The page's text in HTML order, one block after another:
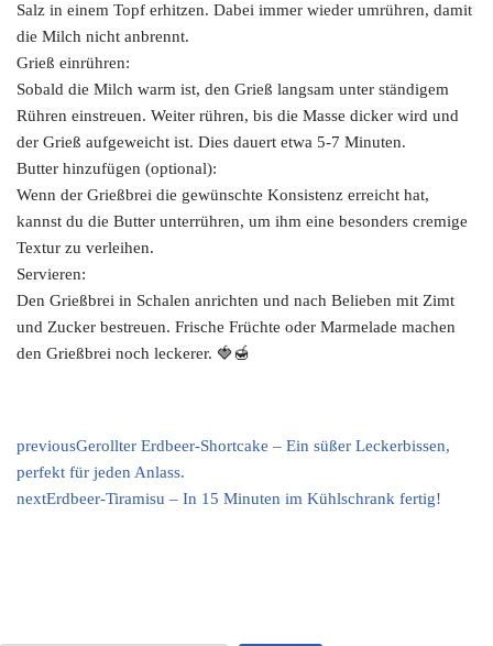
Salz in einem Topf erhitzen. Dabei immer wieder umrühren, damit
die Milch nicht anbrennt.
Grieß einrühren:
Sobald die Milch warm ist, den Grieß langsam unter ständigem
Rühren einstreuen. Weiter rühren, bis die Masse dicker wird und
der Grieß aufgeweicht ist. Dies dauert etwa 5-7 Minuten.
Butter hinzufügen (optional):
Wenn der Grießbrei die gewünschte Konsistenz erreicht hat,
kannst du die Butter unterrühren, um ihm eine besonders cremige
Textur zu verleihen.
Servieren:
Den Grießbrei in Schalen anrichten und nach Belieben mit Zimt
und Zucker bestreuen. Frische Früchte oder Marmelade machen
den Grießbrei noch leckerer. 🍓🍯
previousGerollter Erdbeer-Shortcake – Ein süßer Leckerbissen,
perfekt für jeden Anlass.
nextErdbeer-Tiramisu – In 15 Minuten im Kühlschrank fertig!